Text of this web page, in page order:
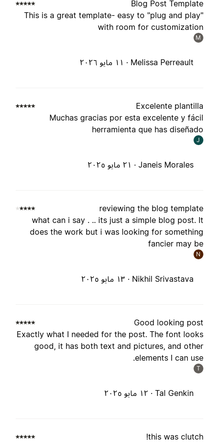
Blog Post
This is a great template- easy to "plug and
with room for
Melissa Perreault · ١١ مايو ٢٠٢٦
Excelente
Muchas gracias por esta excelente y
herramienta que has
Janeis Morales · ٢١ مايو ٢٠٢٥
reviewing the blog
what can i say . .. its just a simple blog post.
does the work but i was looking for
fancier may
Nikhil Srivastava · ١٣ مايو ٢٠٢٥
Good looking
Exactly what I needed for the post. The font
good, it has both text and pictures, and
elements I can
Tal Genkin · ١٢ مايو ٢٠٢٥
this was